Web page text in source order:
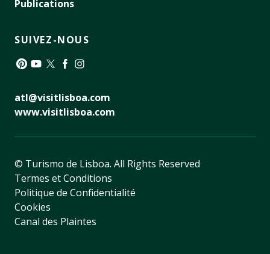
Publications
SUIVEZ-NOUS
atl@visitlisboa.com
www.visitlisboa.com
© Turismo de Lisboa. All Rights Reserved
Termes et Conditions
Politique de Confidentialité
Cookies
Canal des Plaintes